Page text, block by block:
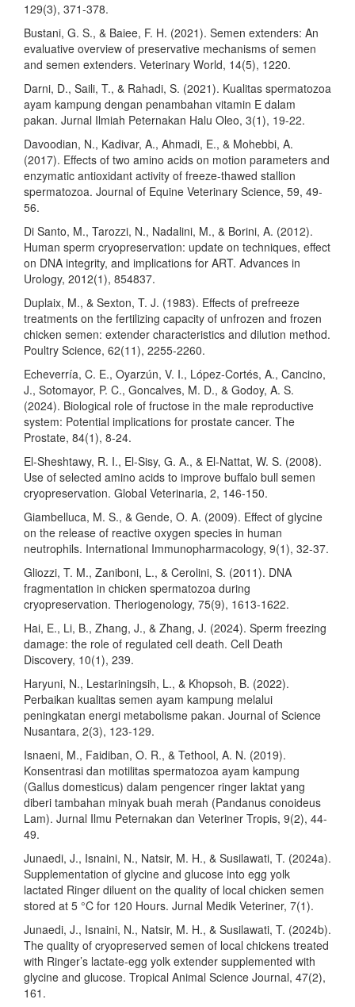
129(3), 371-378.
Bustani, G. S., & Baiee, F. H. (2021). Semen extenders: An
evaluative overview of preservative mechanisms of semen
and semen extenders. Veterinary World, 14(5), 1220.
Darni, D., Saili, T., & Rahadi, S. (2021). Kualitas spermatozoa
ayam kampung dengan penambahan vitamin E dalam
pakan. Jurnal Ilmiah Peternakan Halu Oleo, 3(1), 19-22.
Davoodian, N., Kadivar, A., Ahmadi, E., & Mohebbi, A.
(2017). Effects of two amino acids on motion parameters and
enzymatic antioxidant activity of freeze-thawed stallion
spermatozoa. Journal of Equine Veterinary Science, 59, 49-
56.
Di Santo, M., Tarozzi, N., Nadalini, M., & Borini, A. (2012).
Human sperm cryopreservation: update on techniques, effect
on DNA integrity, and implications for ART. Advances in
Urology, 2012(1), 854837.
Duplaix, M., & Sexton, T. J. (1983). Effects of prefreeze
treatments on the fertilizing capacity of unfrozen and frozen
chicken semen: extender characteristics and dilution method.
Poultry Science, 62(11), 2255-2260.
Echeverría, C. E., Oyarzún, V. I., López‐Cortés, A., Cancino,
J., Sotomayor, P. C., Goncalves, M. D., & Godoy, A. S.
(2024). Biological role of fructose in the male reproductive
system: Potential implications for prostate cancer. The
Prostate, 84(1), 8-24.
El-Sheshtawy, R. I., El-Sisy, G. A., & El-Nattat, W. S. (2008).
Use of selected amino acids to improve buffalo bull semen
cryopreservation. Global Veterinaria, 2, 146-150.
Giambelluca, M. S., & Gende, O. A. (2009). Effect of glycine
on the release of reactive oxygen species in human
neutrophils. International Immunopharmacology, 9(1), 32-37.
Gliozzi, T. M., Zaniboni, L., & Cerolini, S. (2011). DNA
fragmentation in chicken spermatozoa during
cryopreservation. Theriogenology, 75(9), 1613-1622.
Hai, E., Li, B., Zhang, J., & Zhang, J. (2024). Sperm freezing
damage: the role of regulated cell death. Cell Death
Discovery, 10(1), 239.
Haryuni, N., Lestariningsih, L., & Khopsoh, B. (2022).
Perbaikan kualitas semen ayam kampung melalui
peningkatan energi metabolisme pakan. Journal of Science
Nusantara, 2(3), 123-129.
Isnaeni, M., Faidiban, O. R., & Tethool, A. N. (2019).
Konsentrasi dan motilitas spermatozoa ayam kampung
(Gallus domesticus) dalam pengencer ringer laktat yang
diberi tambahan minyak buah merah (Pandanus conoideus
Lam). Jurnal Ilmu Peternakan dan Veteriner Tropis, 9(2), 44-
49.
Junaedi, J., Isnaini, N., Natsir, M. H., & Susilawati, T. (2024a).
Supplementation of glycine and glucose into egg yolk
lactated Ringer diluent on the quality of local chicken semen
stored at 5 °C for 120 Hours. Jurnal Medik Veteriner, 7(1).
Junaedi, J., Isnaini, N., Natsir, M. H., & Susilawati, T. (2024b).
The quality of cryopreserved semen of local chickens treated
with Ringer’s lactate-egg yolk extender supplemented with
glycine and glucose. Tropical Animal Science Journal, 47(2),
161.